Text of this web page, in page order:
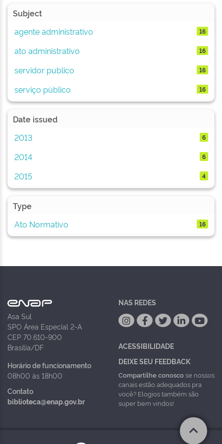
Subject
agente administrativo
16
ato administrativo 16
servidor publico 16
serviço público 16
Date issued
2013
6
2014 6
2015 4
Type
Ato Normativo
16
Asa Sul
SPO Área Especial 2-A
CEP 70.610-900
Brasília/DF
Horário de funcionamento
08h00 às 18h00
Contato
biblioteca@enap.gov.br
NAS REDES
ACESSIBILIDADE
DEIXE SEU FEEDBACK
Compartilhe conoscose nossos
canais estão adequados pra
você? Elogios também são
super bem vindos!